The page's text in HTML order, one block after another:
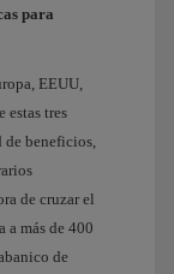
para
EEUU,
estas tres
beneficios,
de cruzar el
a más de 400
de